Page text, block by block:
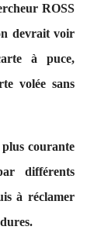
ROSS
devrait voir
à puce,
volée sans
courante
différents
à réclamer